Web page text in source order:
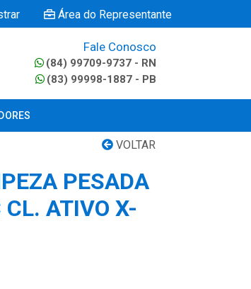
Área do Representante
Fale Conosco
(84) 99709-9737 - RN
(83) 99998-1887 - PB
VOLTAR
PESADA
ATIVO X-